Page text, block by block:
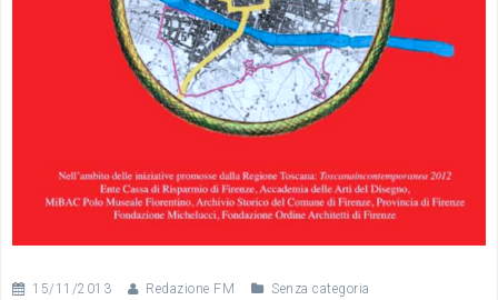
15/11/2013 Redazione FM Senza categoria